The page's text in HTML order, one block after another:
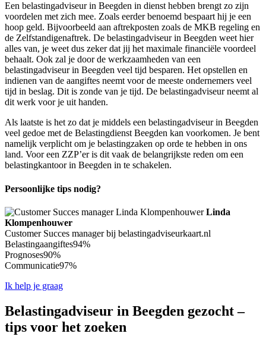
Een belastingadviseur in Beegden in dienst hebben brengt zo zijn
voordelen met zich mee. Zoals eerder benoemd bespaart hij je een
hoop geld. Bijvoorbeeld aan aftrekposten zoals de MKB regeling en
de Zelfstandigenaftrek. De belastingadviseur in Beegden weet hier
alles van, je weet dus zeker dat jij het maximale financiële voordeel
behaalt. Ook zal je door de werkzaamheden van een
belastingadviseur in Beegden veel tijd besparen. Het opstellen en
indienen van de aangiftes neemt voor de meeste ondernemers veel
tijd in beslag. Dit is zonde van je tijd. De belastingadviseur neemt al
dit werk voor je uit handen.
Als laatste is het zo dat je middels een belastingadviseur in Beegden
veel gedoe met de Belastingdienst Beegden kan voorkomen. Je bent
namelijk verplicht om je belastingzaken op orde te hebben in ons
land. Voor een ZZP’er is dit vaak de belangrijkste reden om een
belastingkantoor in Beegden in te schakelen.
Persoonlijke tips nodig?
Linda
Klompenhouwer
Customer Succes manager bij belastingadviseurkaart.nl
Belastingaangiftes94%
Prognoses90%
Communicatie97%
Ik help je graag
Belastingadviseur in Beegden gezocht –
tips voor het zoeken